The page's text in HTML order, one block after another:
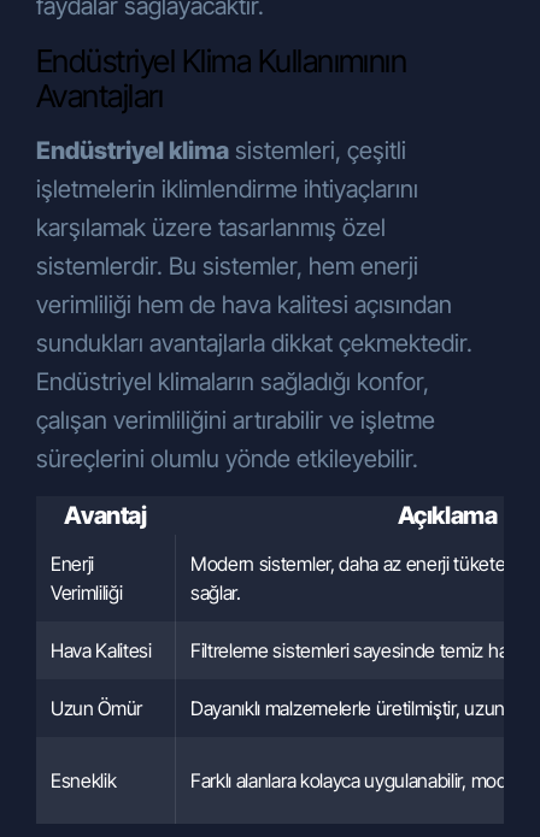
faydalar sağlayacaktır.
Endüstriyel Klima Kullanımının
Avantajları
Endüstriyel klima sistemleri, çeşitli
işletmelerin iklimlendirme ihtiyaçlarını
karşılamak üzere tasarlanmış özel
sistemlerdir. Bu sistemler, hem enerji
verimliliği hem de hava kalitesi açısından
sundukları avantajlarla dikkat çekmektedir.
Endüstriyel klimaların sağladığı konfor,
çalışan verimliliğini artırabilir ve işletme
süreçlerini olumlu yönde etkileyebilir.
Avantaj
Açıklama
Enerji
Verimliliği
Modern sistemler, daha az enerji tüketerek
sağlar.
Hava Kalitesi Filtreleme sistemleri sayesinde temiz hava
Uzun Ömür Dayanıklı malzemelerle üretilmiştir, uzun
Esneklik Farklı alanlara kolayca uygulanabilir,